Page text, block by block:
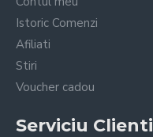
Istoric Comenzi
Afiliati
Stiri
Voucher cadou
Serviciu Clienti